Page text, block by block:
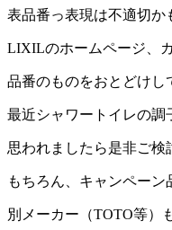
表品番っ表現は不適切か
LIXILのホームページ、
品番のものをおとどけし
最近シャワートイレの調
思われましたら是非ご検
もちろん、キャンペー
別メーカー（TOTO等）